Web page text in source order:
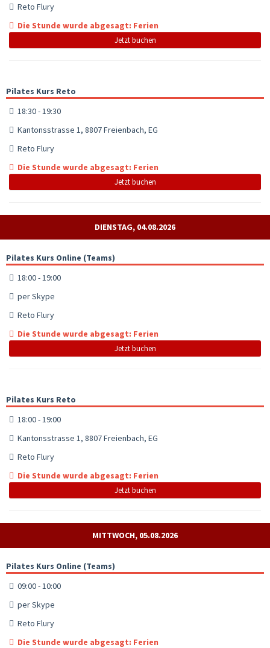
Reto Flury
Die Stunde wurde abgesagt: Ferien
Jetzt buchen
Pilates Kurs Reto
18:30 - 19:30
Kantonsstrasse 1, 8807 Freienbach, EG
Reto Flury
Die Stunde wurde abgesagt: Ferien
Jetzt buchen
DIENSTAG, 04.08.2026
Pilates Kurs Online (Teams)
18:00 - 19:00
per Skype
Reto Flury
Die Stunde wurde abgesagt: Ferien
Jetzt buchen
Pilates Kurs Reto
18:00 - 19:00
Kantonsstrasse 1, 8807 Freienbach, EG
Reto Flury
Die Stunde wurde abgesagt: Ferien
Jetzt buchen
MITTWOCH, 05.08.2026
Pilates Kurs Online (Teams)
09:00 - 10:00
per Skype
Reto Flury
Die Stunde wurde abgesagt: Ferien